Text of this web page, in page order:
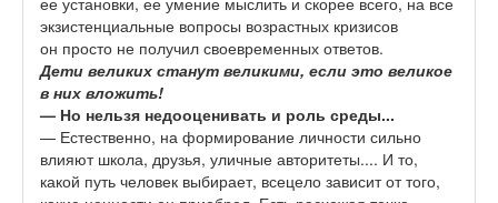
экзистенциальные вопросы возрастных кризисов
он просто не получил своевременных ответов.
Дети великих станут великими, если это великое
в них вложить!
— Но нельзя недооценивать и роль среды...
— Естественно, на формирование личности сильно
влияют школа, друзья, уличные авторитеты.... И то,
какой путь человек выбирает, всецело зависит от того,